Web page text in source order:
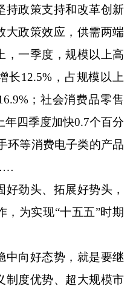
持政策支持和改革创新
大政策效应，供需两端
，一季度，规模以上高
长12.5%，占规模以上
；社会消费品零售
年四季度加快0.7个百分
环等消费电子类的产品
劲头、拓展好势头，
，为实现“十五五”时期
向好态势，就是要继
制度优势、超大规模市